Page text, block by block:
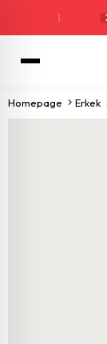
Homepage Erkek